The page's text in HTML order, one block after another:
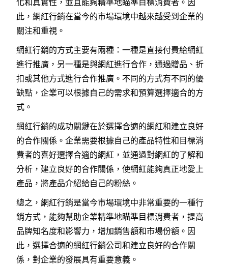
化和真實性，並且能夠精準地瞄準目標消費者。因
此，網紅行銷在當今的市場環境中越來越受到企業的
關注和重視。
網紅行銷的方式主要有兩種：一種是直接付費給網紅
進行推廣，另一種是與網紅進行合作，通過贈品、折
扣或其他方式進行合作推廣。不同的方式有不同的優
缺點，企業可以根據自己的需求和預算選擇適合的方
式。
網紅行銷的成功關鍵在於選擇合適的網紅和建立良好
的合作關係。企業需要根據自己的產品特性和目標消
費者的喜好選擇合適的網紅，並通過對網紅的了解和
分析，建立良好的合作關係，使網紅能夠真正地愛上
產品，將產品介紹給自己的粉絲。
總之，網紅行銷是當今市場環境中非常重要的一種行
銷方式，能夠幫助企業精準地瞄準目標消費者，提高
品牌知名度和影響力，增加銷售額和市場份額。因
此，選擇合適的網紅行銷公司和建立良好的合作關
係，對企業的發展具有重要意義。